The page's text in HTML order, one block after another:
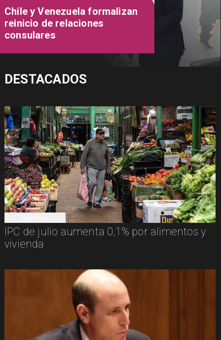
IPC de julio aumenta 0,1% por alimentos y
vivienda
Chile y Venezuela formalizan
reinicio de relaciones
consulares
DESTACADOS